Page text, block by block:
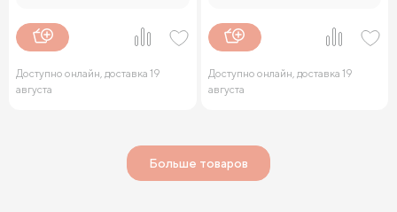
Доступно онлайн, доставка 19
августа
Доступно онлайн, доставка 19
августа
Больше товаров